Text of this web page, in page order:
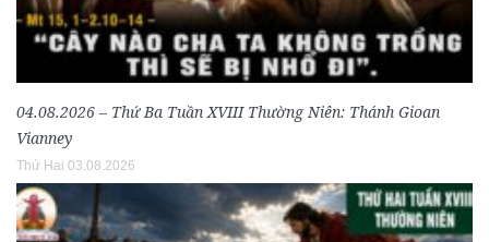
04.08.2026 – Thứ Ba Tuần XVIII Thường Niên: Thánh Gioan
Vianney
Thứ Hai 03.08.2026